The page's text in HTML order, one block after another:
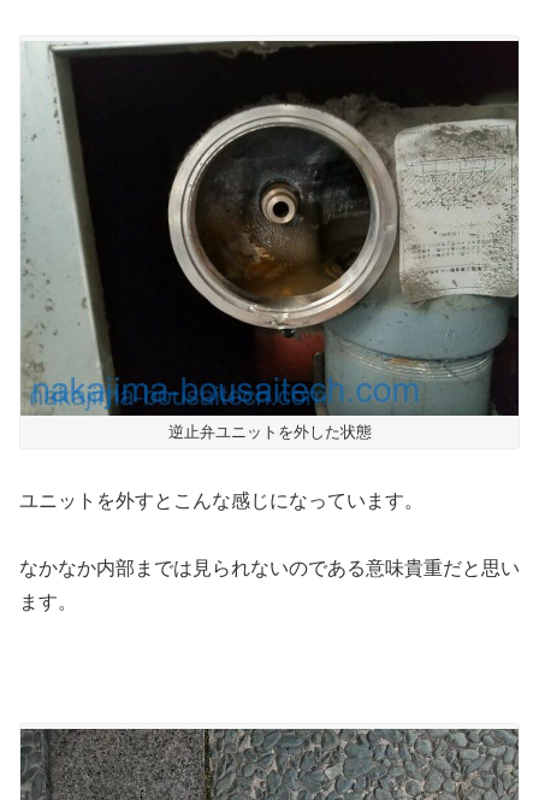
逆止弁ユニットを外した状態
ユニットを外すとこんな感じになっています。
なかなか内部までは見られないのである意味貴重だと思い
ます。